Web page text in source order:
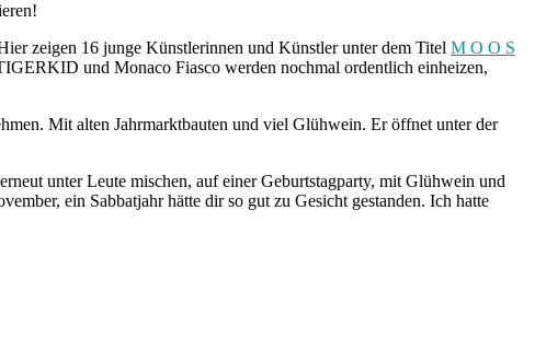
zeigen 16 junge Künstlerinnen und Künstler unter dem Titel M O O S
und Monaco Fiasco werden nochmal ordentlich einheizen,
Mit alten Jahrmarktbauten und viel Glühwein. Er öffnet unter der
unter Leute mischen, auf einer Geburtstagparty, mit Glühwein und
ein Sabbatjahr hätte dir so gut zu Gesicht gestanden. Ich hatte